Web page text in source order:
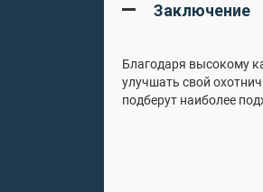
Заключение
Благодаря высокому
улучшать свой
подберут наиболее